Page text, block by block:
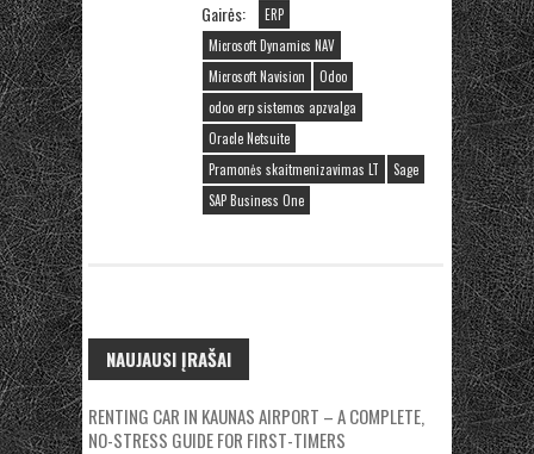
Gairės:
ERP
Microsoft Dynamics NAV
Microsoft Navision
Odoo
odoo erp sistemos apzvalga
Oracle Netsuite
Pramonės skaitmenizavimas LT
Sage
SAP Business One
NAUJAUSI ĮRAŠAI
RENTING CAR IN KAUNAS AIRPORT – A COMPLETE,
NO-STRESS GUIDE FOR FIRST-TIMERS